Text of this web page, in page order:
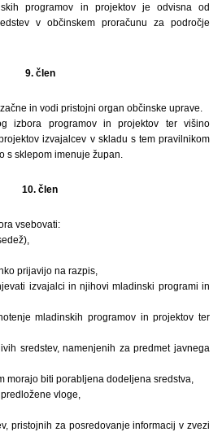
programov in projektov je odvisna od
v občinskem proračunu za področje
9. člen
in vodi pristojni organ občinske uprave.
izbora programov in projektov ter višino
izvajalcev v skladu s tem pravilnikom
s sklepom imenuje župan.
10. člen
vsebovati:
prijavijo na razpis,
izvajalci in njihovi mladinski programi in
mladinskih programov in projektov ter
sredstev, namenjenih za predmet javnega
morajo biti porabljena dodeljena sredstva,
vloge,
pristojnih za posredovanje informacij v zvezi